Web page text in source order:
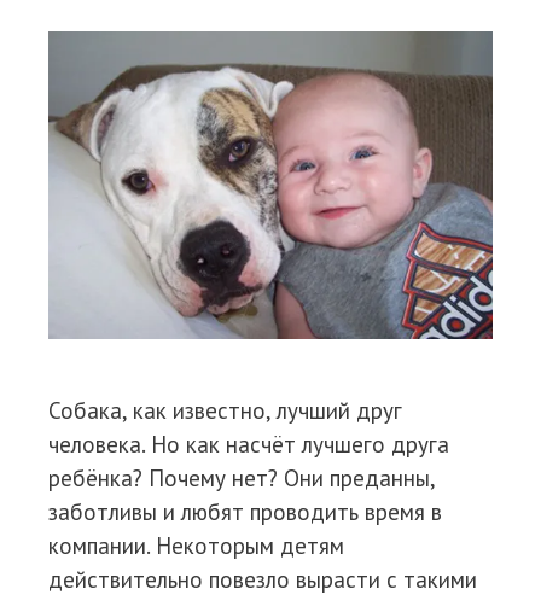
Собака, как известно, лучший друг
человека. Но как насчёт лучшего друга
ребёнка? Почему нет? Они преданны,
заботливы и любят проводить время в
компании. Некоторым детям
действительно повезло вырасти с такими